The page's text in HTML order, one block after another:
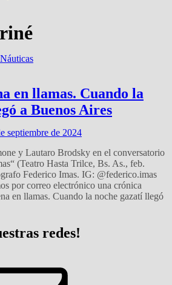
en llamas. Cuando la
a Buenos Aires
septiembre de 2024
y Lautaro Brodsky en el conversatorio
(Teatro Hasta Trilce, Bs. As., feb.
Federico Imas. IG: @federico.imas
por correo electrónico una crónica
en llamas. Cuando la noche gazatí llegó
redes!